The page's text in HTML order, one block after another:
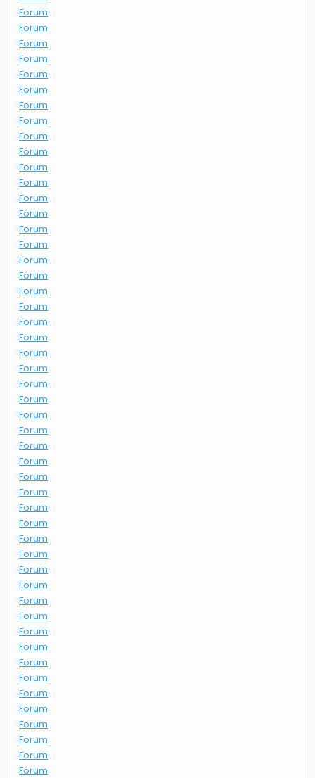
Forum
Forum
Forum
Forum
Forum
Forum
Forum
Forum
Forum
Forum
Forum
Forum
Forum
Forum
Forum
Forum
Forum
Forum
Forum
Forum
Forum
Forum
Forum
Forum
Forum
Forum
Forum
Forum
Forum
Forum
Forum
Forum
Forum
Forum
Forum
Forum
Forum
Forum
Forum
Forum
Forum
Forum
Forum
Forum
Forum
Forum
Forum
Forum
Forum
Forum